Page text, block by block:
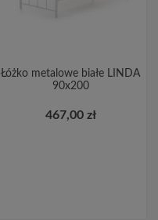
Łóżko metalowe białe LINDA
90x200
467,00 zł